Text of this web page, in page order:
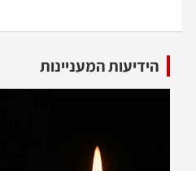
הידיעות המעניינות